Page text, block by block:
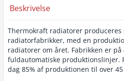
Beskrivelse
Thermokraft radiatorer produceres
radiatorfabrikker, med en
radiatorer om året. Fabrikken er på
fuldautomatiske produktionslinjer.
dag 85% af produktionen til over